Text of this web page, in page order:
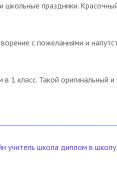
праздники.
с пожеланиями и
1 класс. Такой
учитель школа диплом в школу